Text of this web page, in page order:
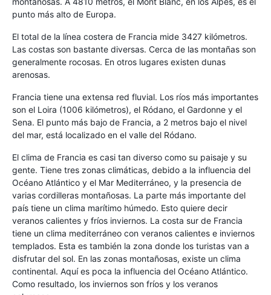
punto más alto de Europa.
El total de la línea costera de Francia mide 3427 kilómetros.
Las costas son bastante diversas. Cerca de las montañas son
generalmente rocosas. En otros lugares existen dunas
arenosas.
Francia tiene una extensa red fluvial. Los ríos más importantes
son el Loira (1006 kilómetros), el Ródano, el Gardonne y el
Sena. El punto más bajo de Francia, a 2 metros bajo el nivel
del mar, está localizado en el valle del Ródano.
El clima de Francia es casi tan diverso como su paisaje y su
gente. Tiene tres zonas climáticas, debido a la influencia del
Océano Atlántico y el Mar Mediterráneo, y la presencia de
varias cordilleras montañosas. La parte más importante del
país tiene un clima marítimo húmedo. Esto quiere decir
veranos calientes y fríos inviernos. La costa sur de Francia
tiene un clima mediterráneo con veranos calientes e inviernos
templados. Esta es también la zona donde los turistas van a
disfrutar del sol. En las zonas montañosas, existe un clima
continental. Aquí es poca la influencia del Océano Atlántico.
Como resultado, los inviernos son fríos y los veranos